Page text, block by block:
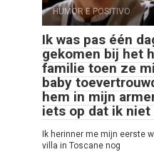
HUMOR E POSITIVO
Ik was pas één
gekomen bij het
familie toen ze
baby
hem in mijn
iets op dat ik niet
Ik herinner me mijn eerste
villa in Toscane nog